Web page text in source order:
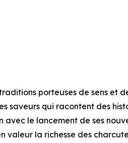
porteuses de sens et
saveurs qui racontent des
avec le lancement de ses
la richesse des